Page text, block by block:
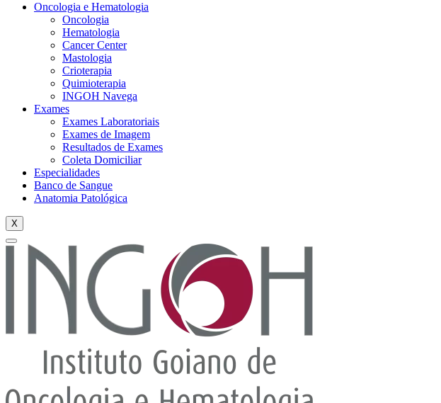
Oncologia e Hematologia
Oncologia
Hematologia
Cancer Center
Mastologia
Crioterapia
Quimioterapia
INGOH Navega
Exames
Exames Laboratoriais
Exames de Imagem
Resultados de Exames
Coleta Domiciliar
Especialidades
Banco de Sangue
Anatomia Patológica
X